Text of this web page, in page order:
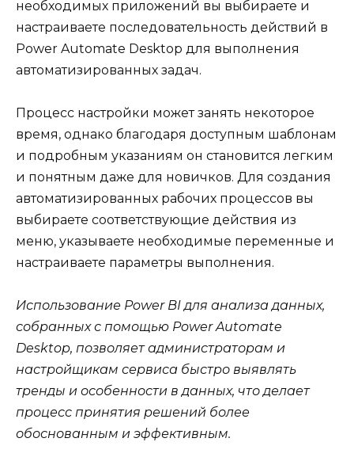
необходимых приложений вы выбираете и
настраиваете последовательность действий в
Power Automate Desktop для выполнения
автоматизированных задач.
Процесс настройки может занять некоторое
время, однако благодаря доступным шаблонам
и подробным указаниям он становится легким
и понятным даже для новичков. Для создания
автоматизированных рабочих процессов вы
выбираете соответствующие действия из
меню, указываете необходимые переменные и
настраиваете параметры выполнения.
Использование Power BI для анализа данных,
собранных с помощью Power Automate
Desktop, позволяет администраторам и
настройщикам сервиса быстро выявлять
тренды и особенности в данных, что делает
процесс принятия решений более
обоснованным и эффективным.